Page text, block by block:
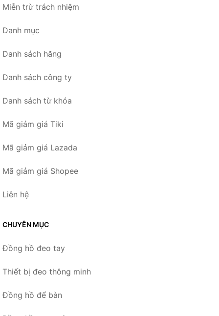
Miễn trừ trách nhiệm
Danh mục
Danh sách hãng
Danh sách công ty
Danh sách từ khóa
Mã giảm giá Tiki
Mã giảm giá Lazada
Mã giảm giá Shopee
Liên hệ
CHUYÊN MỤC
Đồng hồ đeo tay
Thiết bị đeo thông minh
Đồng hồ để bàn